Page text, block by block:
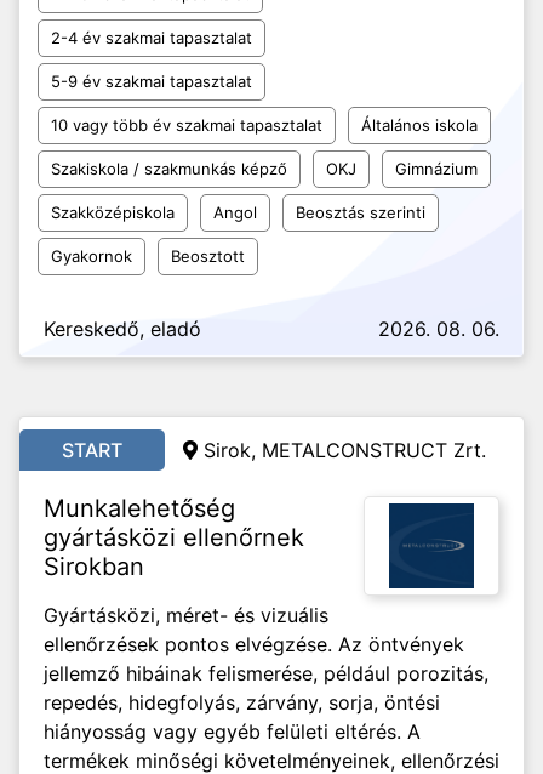
2-4 év szakmai tapasztalat
5-9 év szakmai tapasztalat
10 vagy több év szakmai tapasztalat Általános iskola
Szakiskola / szakmunkás képző OKJ Gimnázium
Szakközépiskola Angol Beosztás szerinti
Gyakornok Beosztott
Kereskedő, eladó 2026. 08. 06.
START Sirok, METALCONSTRUCT Zrt.
Munkalehetőség
gyártásközi ellenőrnek
Sirokban
Gyártásközi, méret- és vizuális
ellenőrzések pontos elvégzése. Az öntvények
jellemző hibáinak felismerése, például porozitás,
repedés, hidegfolyás, zárvány, sorja, öntési
hiányosság vagy egyéb felületi eltérés. A
termékek minőségi követelményeinek, ellenőrzési